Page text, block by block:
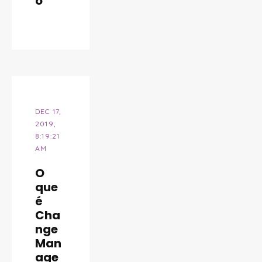
DEC 17,
2019,
8:19:21
AM
O
que
é
Cha
nge
Man
age